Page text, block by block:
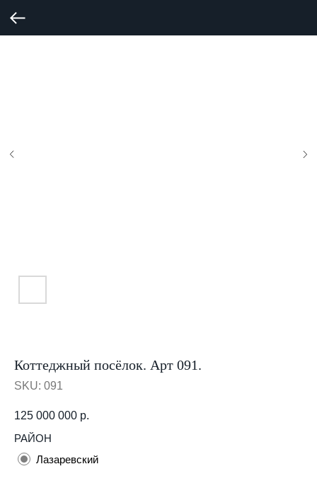
Коттеджный посёлок. Арт 091.
SKU: 091
125 000 000 р.
РАЙОН
Лазаревский